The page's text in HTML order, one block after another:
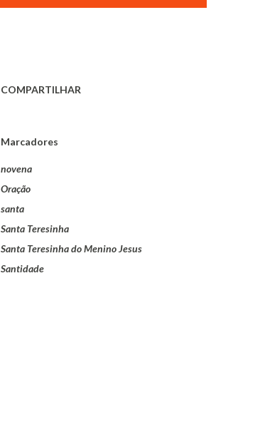
COMPARTILHAR
Marcadores
novena
Oração
santa
Santa Teresinha
Santa Teresinha do Menino Jesus
Santidade